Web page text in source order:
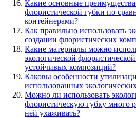
Какие основные преимущества
флористической губки по
контейнерами?
Как правильно использовать
создании флористических
Какие материалы можно
экологической
устойчивых композиций?
Каковы особенности
использованных
Можно ли использовать
флористическую губку много
ней ухаживать?